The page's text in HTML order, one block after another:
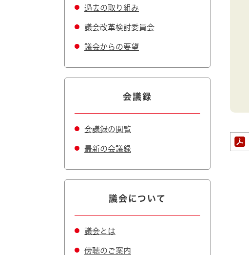
過去の取り組み
議会改革検討委員会
議会からの要望
会議録
会議録の閲覧
最新の会議録
議会について
議会とは
傍聴のご案内